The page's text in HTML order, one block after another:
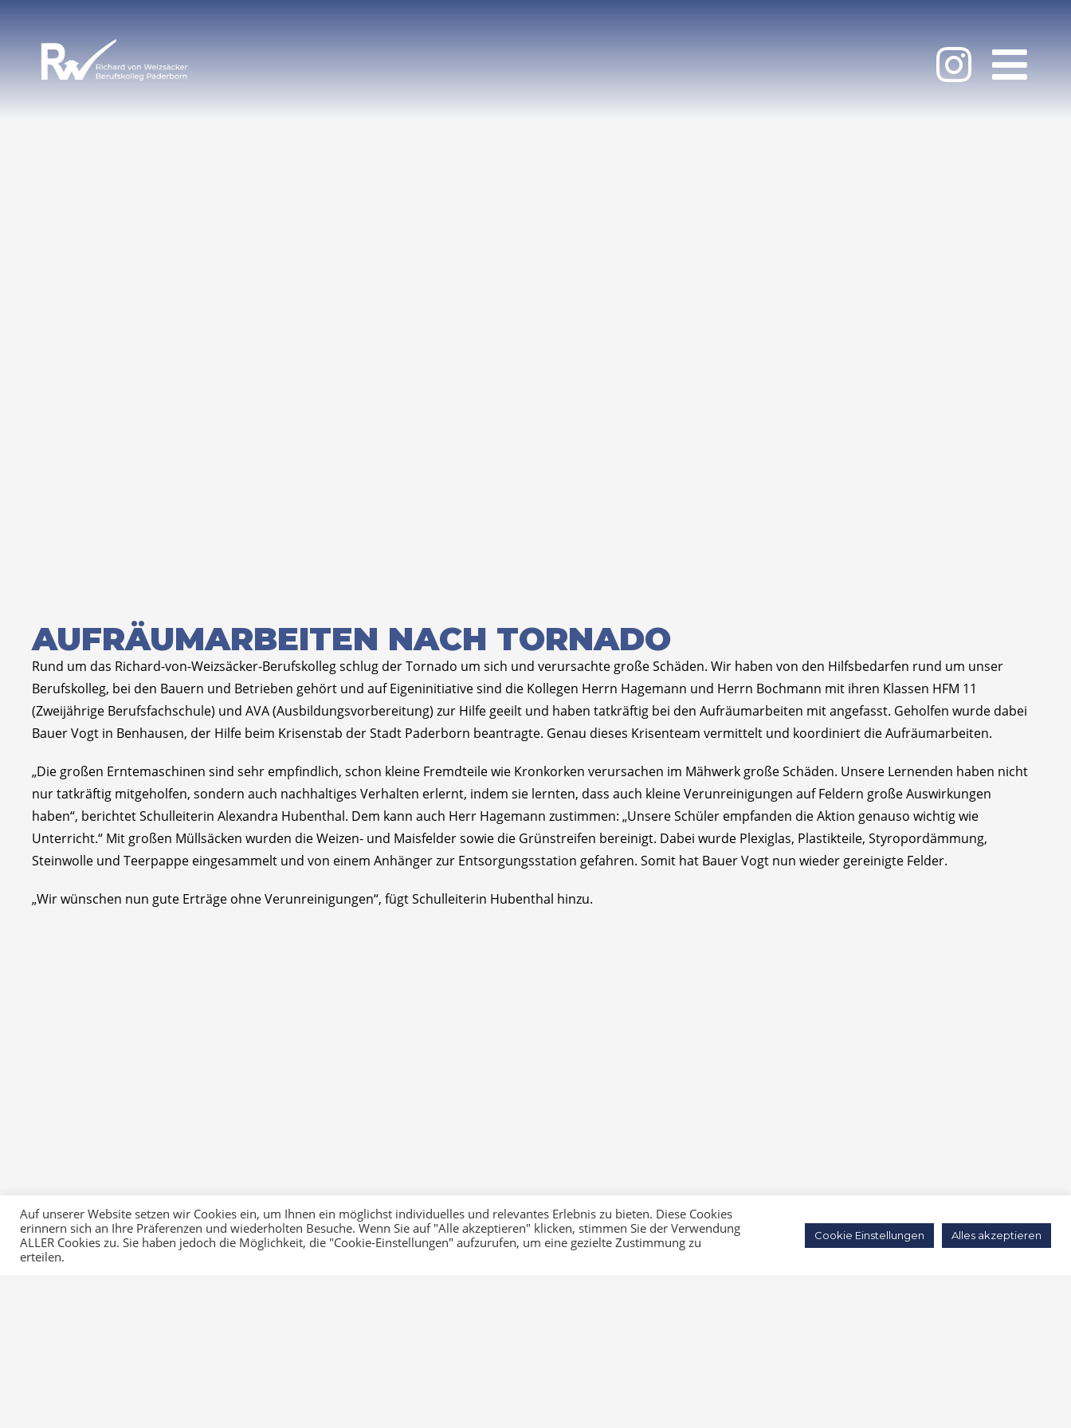
AUFRÄUMARBEITEN NACH TORNADO
Rund um das Richard-von-Weizsäcker-Berufskolleg schlug der Tornado um sich und verursachte große Schäden. Wir haben von den Hilfsbedarfen rund um unser
Berufskolleg, bei den Bauern und Betrieben gehört und auf Eigeninitiative sind die Kollegen Herrn Hagemann und Herrn Bochmann mit ihren Klassen HFM 11
(Zweijährige Berufsfachschule) und AVA (Ausbildungsvorbereitung) zur Hilfe geeilt und haben tatkräftig bei den Aufräumarbeiten mit angefasst. Geholfen wurde dabei
Bauer Vogt in Benhausen, der Hilfe beim Krisenstab der Stadt Paderborn beantragte. Genau dieses Krisenteam vermittelt und koordiniert die Aufräumarbeiten.
„Die großen Erntemaschinen sind sehr empfindlich, schon kleine Fremdteile wie Kronkorken verursachen im Mähwerk große Schäden. Unsere Lernenden haben nicht
nur tatkräftig mitgeholfen, sondern auch nachhaltiges Verhalten erlernt, indem sie lernten, dass auch kleine Verunreinigungen auf Feldern große Auswirkungen
haben“, berichtet Schulleiterin Alexandra Hubenthal. Dem kann auch Herr Hagemann zustimmen: „Unsere Schüler empfanden die Aktion genauso wichtig wie
Unterricht.“ Mit großen Müllsäcken wurden die Weizen- und Maisfelder sowie die Grünstreifen bereinigt. Dabei wurde Plexiglas, Plastikteile, Styropordämmung,
Steinwolle und Teerpappe eingesammelt und von einem Anhänger zur Entsorgungsstation gefahren. Somit hat Bauer Vogt nun wieder gereinigte Felder.
„Wir wünschen nun gute Erträge ohne Verunreinigungen“, fügt Schulleiterin Hubenthal hinzu.
Auf unserer Website setzen wir Cookies ein, um Ihnen ein möglichst individuelles und relevantes Erlebnis zu bieten. Diese Cookies
erinnern sich an Ihre Präferenzen und wiederholten Besuche. Wenn Sie auf "Alle akzeptieren" klicken, stimmen Sie der Verwendung
ALLER Cookies zu. Sie haben jedoch die Möglichkeit, die "Cookie-Einstellungen" aufzurufen, um eine gezielte Zustimmung zu
erteilen.
Cookie Einstellungen Alles akzeptieren
Startseite